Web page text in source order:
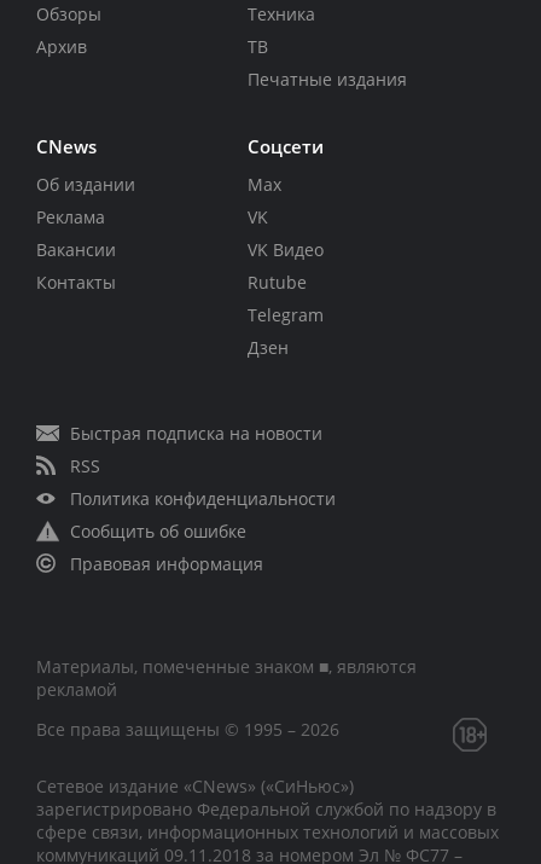
Обзоры
Архив
Техника
ТВ
Печатные издания
CNews
Об издании
Реклама
Вакансии
Контакты
Соцсети
Max
VK
VK Видео
Rutube
Telegram
Дзен
Быстрая подписка на новости
RSS
Политика конфиденциальности
Сообщить об ошибке
Правовая информация
Материалы, помеченные знаком ■, являются
рекламой
Все права защищены © 1995 – 2026
Сетевое издание «CNews» («СиНьюс»)
зарегистрировано Федеральной службой по надзору в
сфере связи, информационных технологий и массовых
коммуникаций 09.11.2018 за номером Эл № ФС77 –